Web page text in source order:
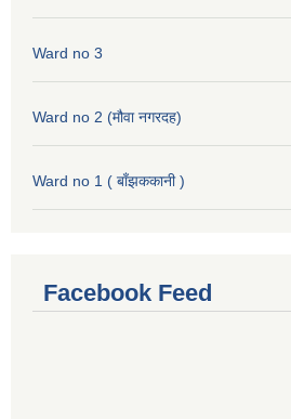
Ward no 3
Ward no 2 (मौवा नगरदह)
Ward no 1 ( बाँझककानी )
Facebook Feed